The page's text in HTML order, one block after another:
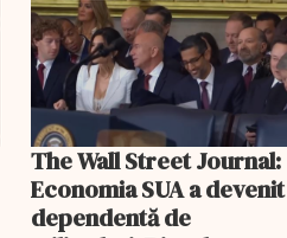
The Wall Street Journal:
Economia SUA a devenit
dependentă de